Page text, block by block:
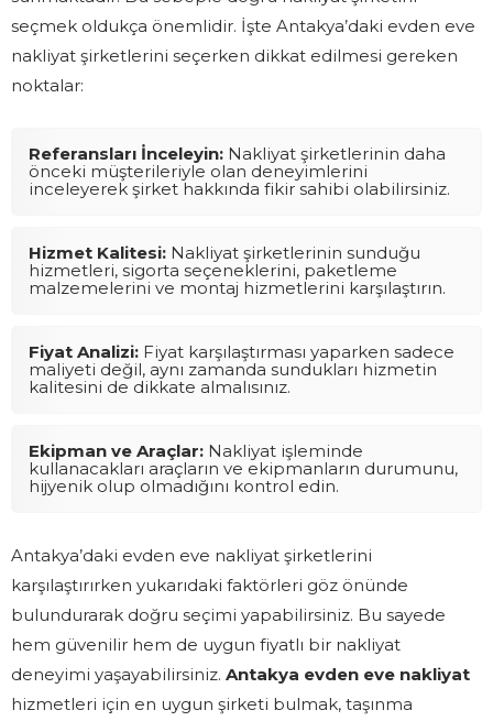
seçmek oldukça önemlidir. İşte Antakya’daki evden eve
nakliyat şirketlerini seçerken dikkat edilmesi gereken
noktalar:
Referansları İnceleyin: Nakliyat şirketlerinin daha
önceki müşterileriyle olan deneyimlerini
inceleyerek şirket hakkında fikir sahibi olabilirsiniz.
Hizmet Kalitesi: Nakliyat şirketlerinin sunduğu
hizmetleri, sigorta seçeneklerini, paketleme
malzemelerini ve montaj hizmetlerini karşılaştırın.
Fiyat Analizi: Fiyat karşılaştırması yaparken sadece
maliyeti değil, aynı zamanda sundukları hizmetin
kalitesini de dikkate almalısınız.
Ekipman ve Araçlar: Nakliyat işleminde
kullanacakları araçların ve ekipmanların durumunu,
hijyenik olup olmadığını kontrol edin.
Antakya’daki evden eve nakliyat şirketlerini
karşılaştırırken yukarıdaki faktörleri göz önünde
bulundurarak doğru seçimi yapabilirsiniz. Bu sayede
hem güvenilir hem de uygun fiyatlı bir nakliyat
deneyimi yaşayabilirsiniz. Antakya evden eve nakliyat
hizmetleri için en uygun şirketi bulmak, taşınma